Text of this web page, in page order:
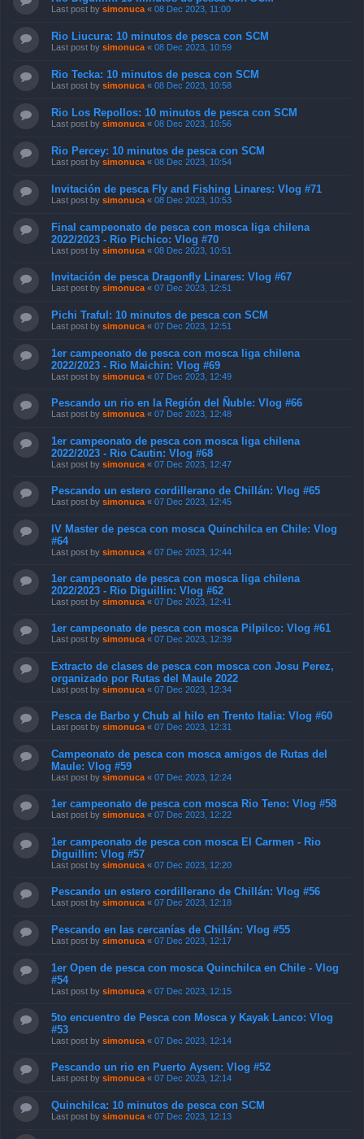
Last post by simonuca « 08 Dec 2023, 11:00
Rio Liucura: 10 minutos de pesca con SCM
Last post by simonuca « 08 Dec 2023, 10:59
Rio Tecka: 10 minutos de pesca con SCM
Last post by simonuca « 08 Dec 2023, 10:58
Rio Los Repollos: 10 minutos de pesca con SCM
Last post by simonuca « 08 Dec 2023, 10:56
Rio Percey: 10 minutos de pesca con SCM
Last post by simonuca « 08 Dec 2023, 10:54
Invitación de pesca Fly and Fishing Linares: Vlog #71
Last post by simonuca « 08 Dec 2023, 10:53
Final campeonato de pesca con mosca liga chilena
2022/2023 - Rio Pichico: Vlog #70
Last post by simonuca « 08 Dec 2023, 10:51
Invitación de pesca Dragonfly Linares: Vlog #67
Last post by simonuca « 07 Dec 2023, 12:51
Pichi Traful: 10 minutos de pesca con SCM
Last post by simonuca « 07 Dec 2023, 12:51
1er campeonato de pesca con mosca liga chilena
2022/2023 - Rio Maichin: Vlog #69
Last post by simonuca « 07 Dec 2023, 12:49
Pescando un rio en la Región del Ñuble: Vlog #66
Last post by simonuca « 07 Dec 2023, 12:48
1er campeonato de pesca con mosca liga chilena
2022/2023 - Rio Cautin: Vlog #68
Last post by simonuca « 07 Dec 2023, 12:47
Pescando un estero cordillerano de Chillán: Vlog #65
Last post by simonuca « 07 Dec 2023, 12:45
IV Master de pesca con mosca Quinchilca en Chile: Vlog
#64
Last post by simonuca « 07 Dec 2023, 12:44
1er campeonato de pesca con mosca liga chilena
2022/2023 - Rio Diguillin: Vlog #62
Last post by simonuca « 07 Dec 2023, 12:41
1er campeonato de pesca con mosca Pilpilco: Vlog #61
Last post by simonuca « 07 Dec 2023, 12:39
Extracto de clases de pesca con mosca con Josu Perez,
organizado por Rutas del Maule 2022
Last post by simonuca « 07 Dec 2023, 12:34
Pesca de Barbo y Chub al hilo en Trento Italia: Vlog #60
Last post by simonuca « 07 Dec 2023, 12:31
Campeonato de pesca con mosca amigos de Rutas del
Maule: Vlog #59
Last post by simonuca « 07 Dec 2023, 12:24
1er campeonato de pesca con mosca Rio Teno: Vlog #58
Last post by simonuca « 07 Dec 2023, 12:22
1er campeonato de pesca con mosca El Carmen - Rio
Diguillin: Vlog #57
Last post by simonuca « 07 Dec 2023, 12:20
Pescando un estero cordillerano de Chillán: Vlog #56
Last post by simonuca « 07 Dec 2023, 12:18
Pescando en las cercanías de Chillán: Vlog #55
Last post by simonuca « 07 Dec 2023, 12:17
1er Open de pesca con mosca Quinchilca en Chile - Vlog
#54
Last post by simonuca « 07 Dec 2023, 12:15
5to encuentro de Pesca con Mosca y Kayak Lanco: Vlog
#53
Last post by simonuca « 07 Dec 2023, 12:14
Pescando un rio en Puerto Aysen: Vlog #52
Last post by simonuca « 07 Dec 2023, 12:14
Quinchilca: 10 minutos de pesca con SCM
Last post by simonuca « 07 Dec 2023, 12:13